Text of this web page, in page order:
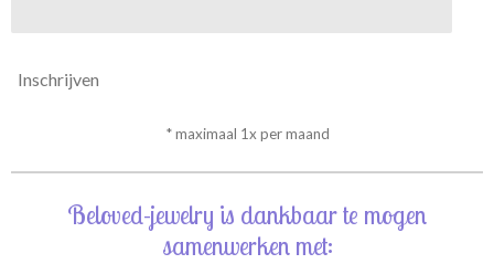
Inschrijven
* maximaal 1x per maand
Beloved-jewelry is dankbaar te mogen
samenwerken met: